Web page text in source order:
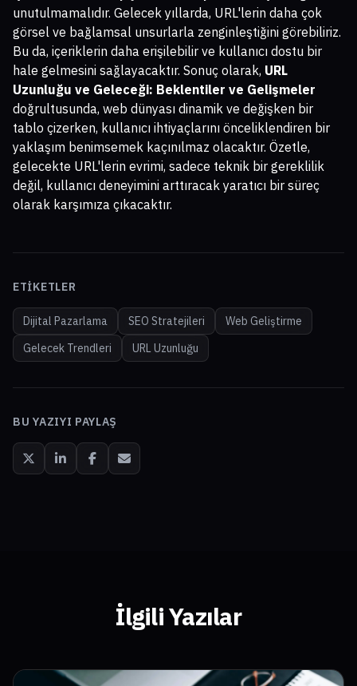
unutulmamalıdır. Gelecek yıllarda, URL'lerin daha çok
görsel ve bağlamsal unsurlarla zenginleştiğini görebiliriz.
Bu da, içeriklerin daha erişilebilir ve kullanıcı dostu bir
hale gelmesini sağlayacaktır. Sonuç olarak, URL
Uzunluğu ve Geleceği: Beklentiler ve Gelişmeler
doğrultusunda, web dünyası dinamik ve değişken bir
tablo çizerken, kullanıcı ihtiyaçlarını önceliklendiren bir
yaklaşım benimsemek kaçınılmaz olacaktır. Özetle,
gelecekte URL'lerin evrimi, sadece teknik bir gereklilik
değil, kullanıcı deneyimini arttıracak yaratıcı bir süreç
olarak karşımıza çıkacaktır.
ETIKETLER
Dijital Pazarlama SEO Stratejileri
Web Geliştirme
Gelecek Trendleri
URL Uzunluğu
BU YAZIYI PAYLAŞ
İlgili Yazılar